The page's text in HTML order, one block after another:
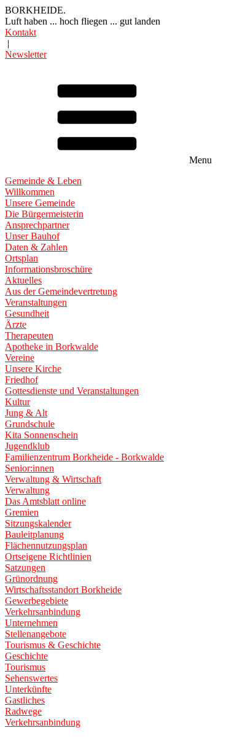
BORKHEIDE.
Luft haben ... hoch fliegen ... gut landen
Kontakt
|
Newsletter
Menu
Gemeinde & Leben
Willkommen
Unsere Gemeinde
Die Bürgermeisterin
Ansprechpartner
Unser Bauhof
Daten & Zahlen
Ortsplan
Informationsbroschüre
Aktuelles
Aus der Gemeindevertretung
Veranstaltungen
Gesundheit
Ärzte
Therapeuten
Apotheke in Borkwalde
Vereine
Unsere Kirche
Friedhof
Gottesdienste und Veranstaltungen
Kultur
Jung & Alt
Grundschule
Kita Sonnenschein
Jugendklub
Familienzentrum Borkheide - Borkwalde
Senior:innen
Verwaltung & Wirtschaft
Verwaltung
Das Amtsblatt online
Gremien
Sitzungskalender
Bauleitplanung
Flächennutzungsplan
Ortseigene Richtlinien
Satzungen
Grünordnung
Wirtschaftsstandort Borkheide
Gewerbegebiete
Verkehrsanbindung
Unternehmen
Stellenangebote
Tourismus & Geschichte
Geschichte
Tourismus
Sehenswertes
Unterkünfte
Gastliches
Radwege
Verkehrsanbindung